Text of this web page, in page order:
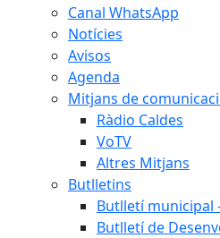
Canal WhatsApp
Notícies
Avisos
Agenda
Mitjans de
Ràdio Caldes
VoTV
Altres Mitjans
Butlletins
Butlletí municipal
Butlletí de